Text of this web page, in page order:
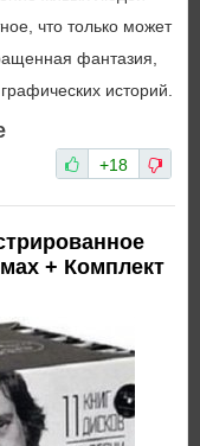
что только может
фантазия,
историй.
+18
+ Комплект